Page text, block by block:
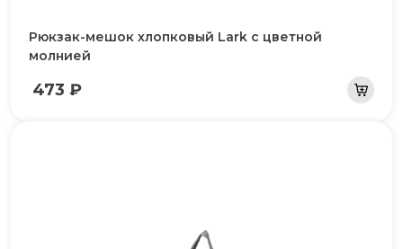
Рюкзак-мешок хлопковый Lark с цветной
молнией
473 ₽